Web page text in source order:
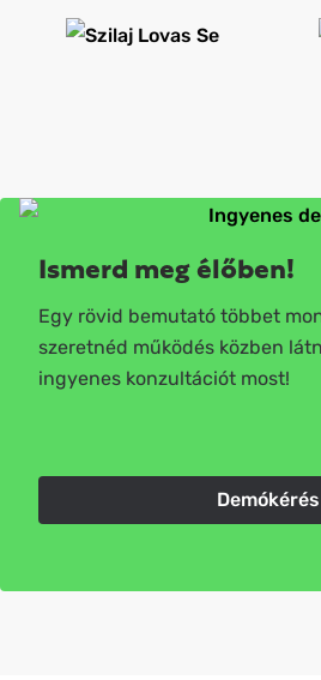
Ismerd meg élőben!
Egy rövid bemutató többet
szeretnéd működés közben
ingyenes konzultációt most!
Demókérés